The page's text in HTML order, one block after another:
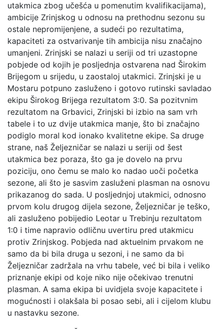
utakmica zbog učešća u pomenutim kvalifikacijama),
ambicije Zrinjskog u odnosu na prethodnu sezonu su
ostale nepromijenjene, a sudeći po rezultatima,
kapaciteti za ostvarivanje tih ambicija nisu značajno
umanjeni. Zrinjski se nalazi u seriji od tri uzastopne
pobjede od kojih je posljednja ostvarena nad Širokim
Brijegom u srijedu, u zaostaloj utakmici. Zrinjski je u
Mostaru potpuno zasluženo i gotovo rutinski savladao
ekipu Širokog Brijega rezultatom 3:0. Sa pozitvnim
rezultatom na Grbavici, Zrinjski bi izbio na sam vrh
tabele i to uz dvije utakmica manje, što bi značajno
podiglo moral kod ionako kvalitetne ekipe. Sa druge
strane, naš Željezničar se nalazi u seriji od šest
utakmica bez poraza, što ga je dovelo na prvu
poziciju, ono čemu se malo ko nadao uoči početka
sezone, ali što je sasvim zasluženi plasman na osnovu
prikazanog do sada. U posljednjoj utakmici, odnosno
prvom kolu drugog dijela sezone, Željezničar je teško,
ali zasluženo pobijedio Leotar u Trebinju rezultatom
1:0 i time napravio odličnu uvertiru pred utakmicu
protiv Zrinjskog. Pobjeda nad aktuelnim prvakom ne
samo da bi bila druga u sezoni, i ne samo da bi
Željezničar zadržala na vrhu tabele, već bi bila i veliko
priznanje ekipi od koje niko nije očekivao trenutni
plasman. A sama ekipa bi uvidjela svoje kapacitete i
mogućnosti i olakšala bi posao sebi, ali i cijelom klubu
u nastavku sezone.